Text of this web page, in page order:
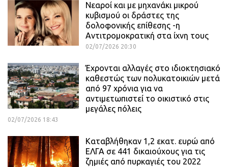
Νεαροί και με μηχανάκι μικρού
κυβισμού οι δράστες της
δολοφονικής επίθεσης -η
Αντιτρομοκρατική στα ίχνη τους
02/07/2026 20:30
Έχρονται αλλαγές στο ιδιοκτησιακό
καθεστώς των πολυκατοικιών μετά
από 97 χρόνια για να
αντιμετωπιστεί το οικιστικό στις
μεγάλες πόλεις
02/07/2026 18:43
Καταβλήθηκαν 1,2 εκατ. ευρώ από
ΕΛΓΑ σε 441 δικαιούχους για τις
ζημιές από πυρκαγιές του 2022